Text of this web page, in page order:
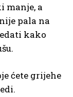
manje, a
pala na
kako
ćete grijehe